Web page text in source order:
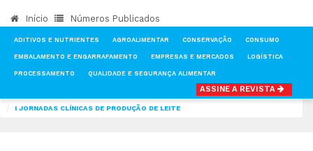
Início Números Publicados
ADITIVOS E NUTRIENTES AGROALIMENTAR CONSERVAÇÃO CONSUMO
EMBALAMENTO E ENGARRAFAMENTO EMPRESAS E MERCADOS LOGÍSTICA
PROCESSAMENTO QUALIDADE E SEGURANÇA ALIMENTAR
ASSINE A REVISTA
I JORNADAS CLÍNICAS DE PRODUÇÃO DE LEITE